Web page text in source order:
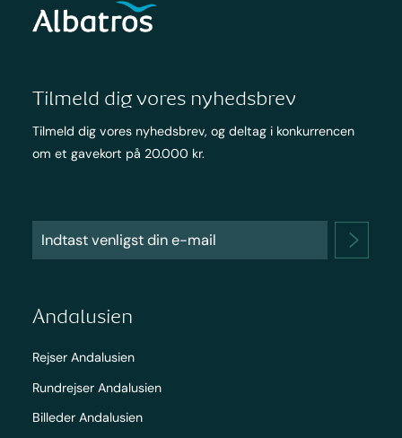
Tilmeld dig vores nyhedsbrev
Tilmeld dig vores nyhedsbrev, og deltag i konkurrencen
om et gavekort på 20.000 kr.
Andalusien
Rejser Andalusien
Rundrejser Andalusien
Billeder Andalusien